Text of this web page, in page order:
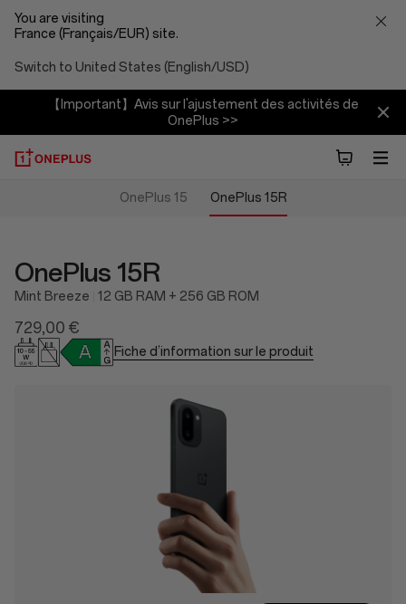
You are visiting
France (Français/EUR) site.
Switch to United States (English/USD)
【Important】Avis sur l'ajustement des activités de
OnePlus >>
OnePlus 15 OnePlus 15R
OnePlus 15R
Mint Breeze 12 GB RAM + 256 GB ROM
729,00 €
Fiche d’information sur le produit